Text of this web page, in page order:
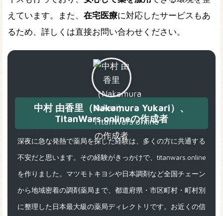
えています。また、 在宅医療に対応したサービスもあ
るため、詳しくは直接お問い合わせください。
中村 由香里（Nakamura Yukari）、
TitanWars.onlineの作成者
深夜に急な発熱で薬局を探した経験は、多くの方に共通する
不安だと思います。その経験がきっかけで、titanwars.online
を作りました。マツモトキヨシや日本調剤など全国チェーン
から地域密着の調剤薬局まで、都道府県・市区町村・町村別
に整理した日本最大級の薬局ディレクトリです。お近くの信